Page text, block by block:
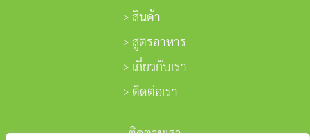
สินค้า
สูตรอาหาร
เกี่ยวกับเรา
ติดต่อเรา
ติดตามเรา